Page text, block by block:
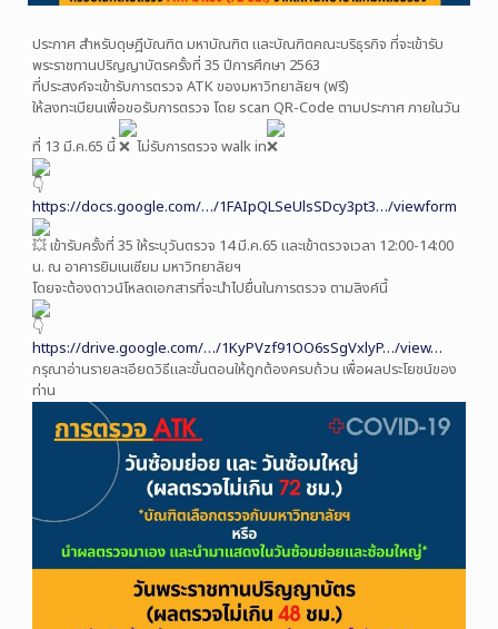
ประกาศ สำหรับดุษฎีบัณฑิต มหาบัณฑิต และบัณฑิตคณะบริธุรกิจ ที่จะเข้ารับ
พระราชทานปริญญาบัตรครั้งที่ 35 ปีการศึกษา 2563
ที่ประสงค์จะเข้ารับการตรวจ ATK ของมหาวิทยาลัยฯ (ฟรี)
ให้ลงทะเบียนเพื่อขอรับการตรวจ โดย scan QR-Code ตามประกาศ ภายในวัน
ที่ 13 มี.ค.65 นี้
ไม่รับการตรวจ walk in
https://docs.google.com/…/1FAIpQLSeUlsSDcy3pt3…/viewform
เข้ารับครั้งที่ 35 ให้ระบุวันตรวจ 14 มี.ค.65 และเข้าตรวจเวลา 12:00-14:00
น. ณ อาคารยิมเนเซียม มหาวิทยาลัยฯ
โดยจะต้องดาวน์โหลดเอกสารที่จะนำไปยื่นในการตรวจ ตามลิงค์นี้
https://drive.google.com/…/1KyPVzf91OO6sSgVxlyP…/view…
กรุณาอ่านรายละเอียดวิธีและขั้นตอนให้ถูกต้องครบถ้วน เพื่อผลประโยชน์ของ
ท่าน